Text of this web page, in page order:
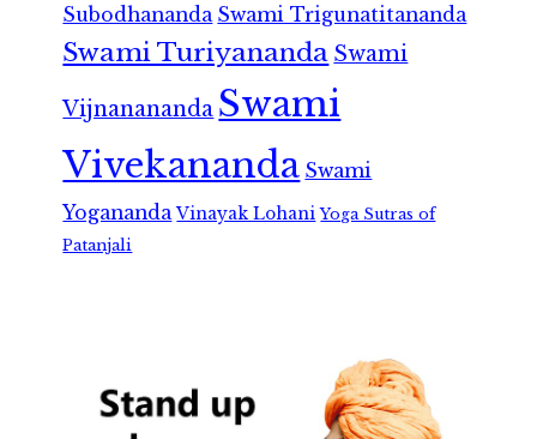
Subodhananda Swami Trigunatitananda
Swami Turiyananda Swami
Vijnanananda Swami
Vivekananda Swami
Yogananda Vinayak Lohani Yoga Sutras of
Patanjali